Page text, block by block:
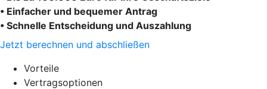
• Einfacher und bequemer Antrag
• Schnelle Entscheidung und Auszahlung
Jetzt berechnen und abschließen
Vorteile
Vertragsoptionen